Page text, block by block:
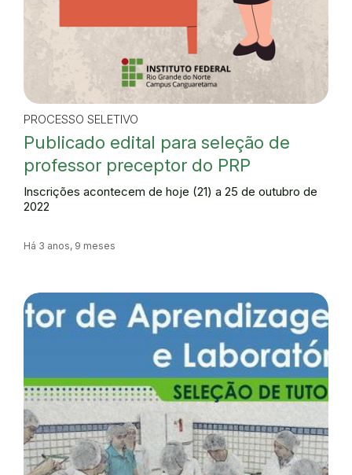
PROCESSO SELETIVO
Publicado edital para seleção de
professor preceptor do PRP
Inscrições acontecem de hoje (21) a 25 de outubro de
2022
Há 3 anos, 9 meses